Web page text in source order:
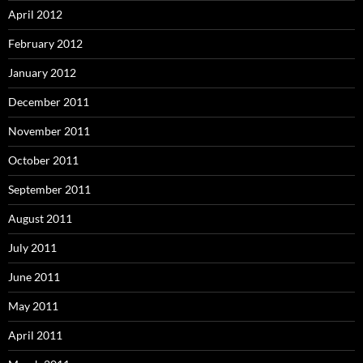
April 2012
February 2012
January 2012
December 2011
November 2011
October 2011
September 2011
August 2011
July 2011
June 2011
May 2011
April 2011